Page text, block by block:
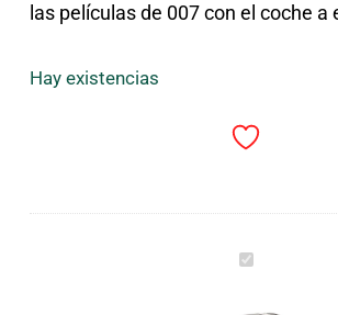
las películas de 007 con el coche a
Hay existencias
James